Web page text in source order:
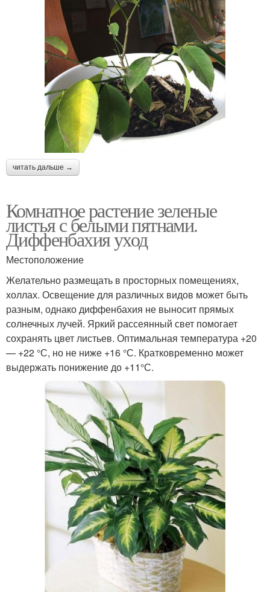
читать дальше →
Комнатное растение зеленые
листья с белыми пятнами.
Диффенбахия уход
Местоположение
Желательно размещать в просторных помещениях,
холлах. Освещение для различных видов может быть
разным, однако диффенбахия не выносит прямых
солнечных лучей. Яркий рассеянный свет помогает
сохранять цвет листьев. Оптимальная температура +20
— +22 °С, но не ниже +16 °С. Кратковременно может
выдержать понижение до +11°С.